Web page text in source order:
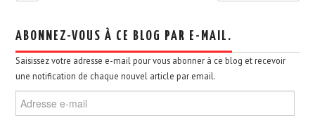
ABONNEZ-VOUS À CE BLOG PAR E-MAIL.
Saisissez votre adresse e-mail pour vous abonner à ce blog et recevoir
une notification de chaque nouvel article par email.
Adresse
e-